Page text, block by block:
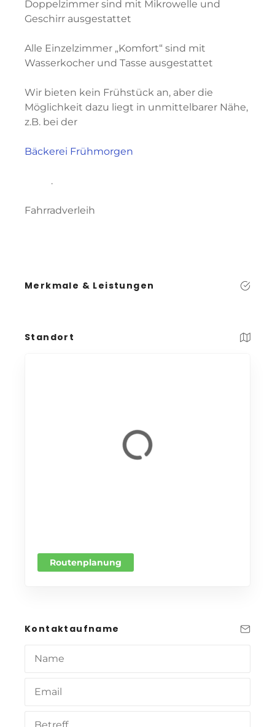
Doppelzimmer sind mit Mikrowelle und
Geschirr ausgestattet
Alle Einzelzimmer „Komfort“ sind mit
Wasserkocher und Tasse ausgestattet
Wir bieten kein Frühstück an, aber die
Möglichkeit dazu liegt in unmittelbarer Nähe,
z.B. bei der
Bäckerei Frühmorgen
.
Fahrradverleih
Merkmale & Leistungen
Standort
Routenplanung
Kontaktaufname